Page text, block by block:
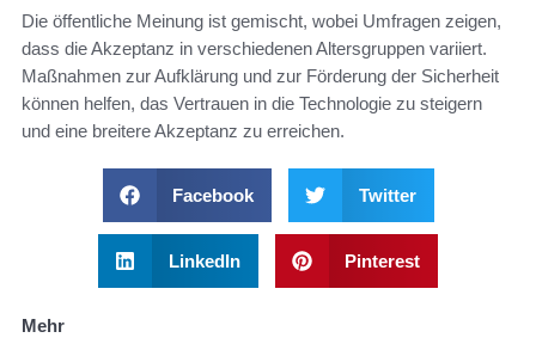
Die öffentliche Meinung ist gemischt, wobei Umfragen zeigen,
dass die Akzeptanz in verschiedenen Altersgruppen variiert.
Maßnahmen zur Aufklärung und zur Förderung der Sicherheit
können helfen, das Vertrauen in die Technologie zu steigern
und eine breitere Akzeptanz zu erreichen.
Facebook Twitter
LinkedIn Pinterest
Mehr